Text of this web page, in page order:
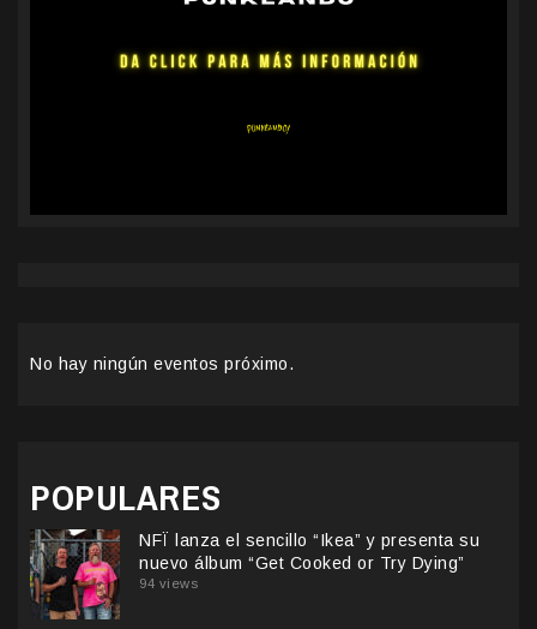
No hay ningún eventos próximo.
POPULARES
NFÏ lanza el sencillo “Ikea” y presenta su
nuevo álbum “Get Cooked or Try Dying”
94 views